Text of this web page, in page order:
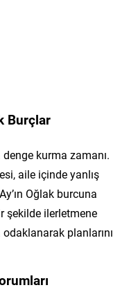
Burçlar
kurma zamanı.
aile içinde yanlış
Oğlak burcuna
şekilde ilerletmene
planlarını